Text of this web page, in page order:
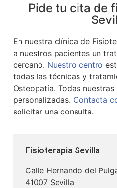
Pide tu cita de
En nuestra clínica de
a nuestros pacientes un
cercano. Nuestro centro
todas las técnicas y
Osteopatía. Todas nuestras
personalizadas. Contacta
solicitar una consulta.
Fisioterapia Sevilla
Calle Hernando del
41007 Sevilla